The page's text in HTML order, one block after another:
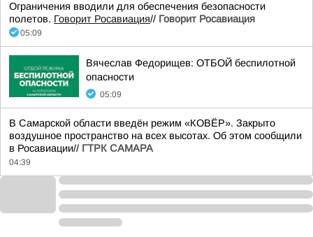
Ограничения вводили для обеспечения безопасности
полетов. Говорит Росавиация// Говорит Росавиация
05:09
Вячеслав Федорищев: ОТБОЙ беспилотной
опасности
05:09
В Самарской области введён режим «КОВЁР». Закрыто
воздушное пространство на всех высотах. Об этом сообщили
в Росавиации// ГТРК САМАРА
04:39